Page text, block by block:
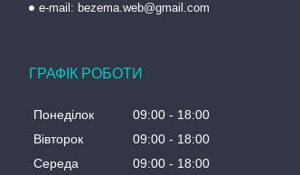
e-mail: bezema.web@gmail.com
ГРАФІК РОБОТИ
Понеділок 09:00
18:00
Вівторок
09:00
18:00
Середа
09:00
18:00